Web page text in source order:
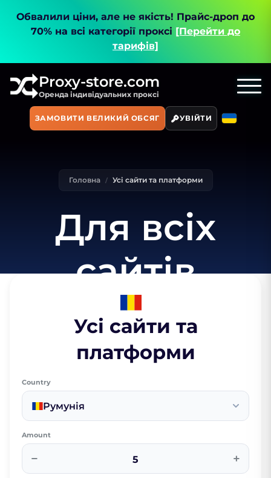
Обвалили ціни, але не якість! Прайс-дроп до
70% на всі категорії проксі [Перейти до
тарифів]
Proxy-store.com
Оренда індивідуальних проксі
ЗАМОВИТИ ВЕЛИКИЙ ОБСЯГ УВІЙТИ
Головна Усі сайти та платформи
Для всіх
сайтів
Усі сайти та
платформи
Country
Румунія
Amount
− +